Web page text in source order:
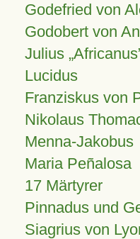
Godefried von
Godobert von
Julius Africanus
Lucidus
Franziskus von
Nikolaus
Menna-Jakobus
Maria Peñalosa
17 Märtyrer
Pinnadus und
Siagrius von